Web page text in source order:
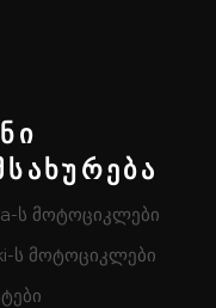
ს მოტოციკლები
ს მოტოციკლები